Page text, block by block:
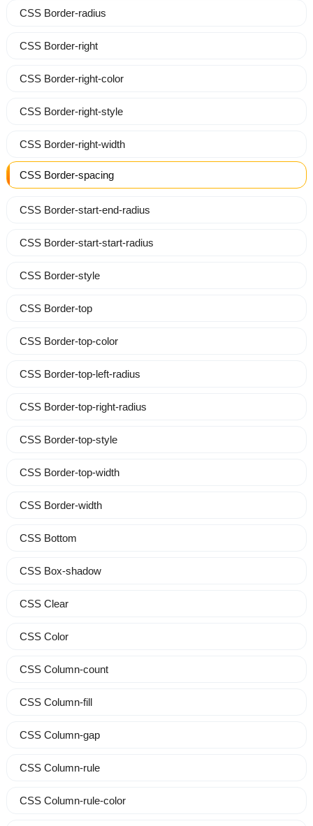
CSS Border-radius
CSS Border-right
CSS Border-right-color
CSS Border-right-style
CSS Border-right-width
CSS Border-spacing
CSS Border-start-end-radius
CSS Border-start-start-radius
CSS Border-style
CSS Border-top
CSS Border-top-color
CSS Border-top-left-radius
CSS Border-top-right-radius
CSS Border-top-style
CSS Border-top-width
CSS Border-width
CSS Bottom
CSS Box-shadow
CSS Clear
CSS Color
CSS Column-count
CSS Column-fill
CSS Column-gap
CSS Column-rule
CSS Column-rule-color